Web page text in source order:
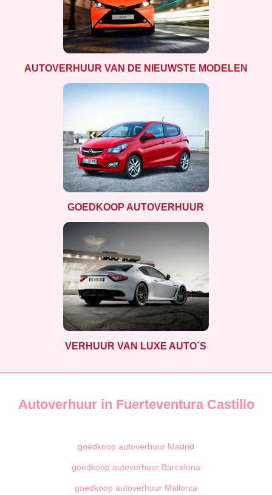
AUTOVERHUUR VAN DE NIEUWSTE MODELEN
GOEDKOOP AUTOVERHUUR
VERHUUR VAN LUXE AUTO´S
Autoverhuur in Fuerteventura Castillo
goedkoop autoverhuur Madrid
goedkoop autoverhuur Barcelona
goedkoop autoverhuur Mallorca